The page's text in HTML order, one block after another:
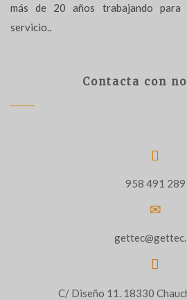
más de 20 años trabajando
servicio..
Contacta con
958 491 289
C/ Diseño 11. 18330